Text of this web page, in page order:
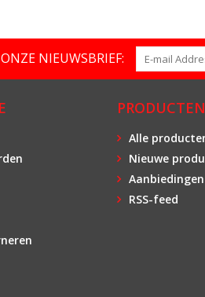
NIEUWSBRIEF:
PRODUCTEN
Alle
Nieuwe
Aanbiedingen
RSS-feed